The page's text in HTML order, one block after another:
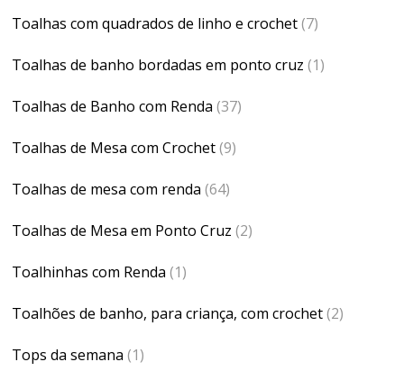
Toalhas com quadrados de linho e crochet(7)
Toalhas de banho bordadas em ponto cruz (1)
Toalhas de Banho com Renda (37)
Toalhas de Mesa com Crochet(9)
Toalhas de mesa com renda (64)
Toalhas de Mesa em Ponto Cruz (2)
Toalhinhas com Renda (1)
Toalhões de banho, para criança, com crochet(2)
Tops da semana (1)